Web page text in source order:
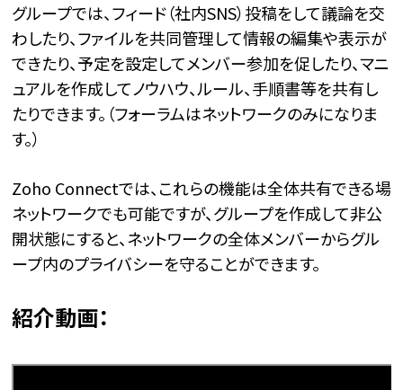
グループでは、フィード（社内SNS）投稿をして議論を交
わしたり、ファイルを共同管理して情報の編集や表示が
できたり、予定を設定してメンバー参加を促したり、マニ
ュアルを作成してノウハウ、ルール、手順書等を共有し
たりできます。（フォーラムはネットワークのみになりま
す。）
Zoho Connectでは、これらの機能は全体共有できる場
ネットワークでも可能ですが、グループを作成して非公
開状態にすると、ネットワークの全体メンバーからグル
ープ内のプライバシーを守ることができます。
紹介動画：